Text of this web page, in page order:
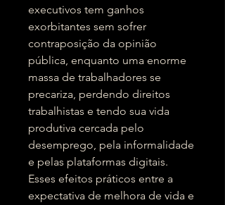
executivos tem ganhos
exorbitantes sem sofrer
contraposição da opinião
pública, enquanto uma enorme
massa de trabalhadores se
precariza, perdendo direitos
trabalhistas e tendo sua vida
produtiva cercada pelo
desemprego, pela informalidade
e pelas plataformas digitais.
Esses efeitos práticos entre a
expectativa de melhora de vida e